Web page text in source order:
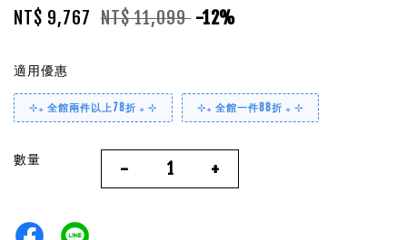
NT$ 9,767 NT$ 11,099 -12%
適用優惠
⊹₊ 全館兩件以上78折 ₊ ⊹ ⊹₊ 全館一件88折 ₊ ⊹
數量 - +